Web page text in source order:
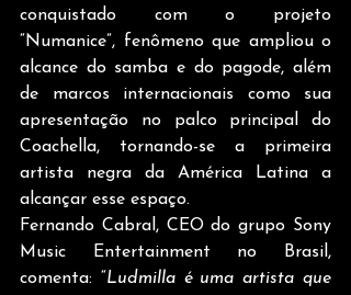
conquistado com o projeto
“Numanice”, fenômeno que ampliou o
alcance do samba e do pagode, além
de marcos internacionais como sua
apresentação no palco principal do
Coachella, tornando-se a primeira
artista negra da América Latina a
alcançar esse espaço.
Fernando Cabral, CEO do grupo Sony
Music Entertainment no Brasil,
comenta: “Ludmilla é uma artista que